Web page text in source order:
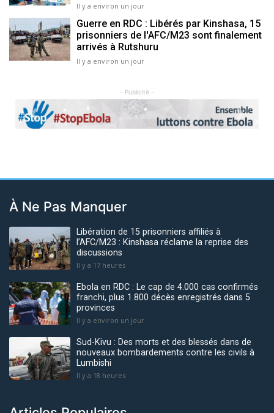
Il y a environ un jour
Guerre en RDC : Libérés par Kinshasa, 15
prisonniers de l'AFC/M23 sont finalement
arrivés à Rutshuru
Il y a environ un jour
- Publicité -
Previous Next
À Ne Pas Manquer
Libération de 15 prisonniers affiliés à
l’AFC/M23 : Kinshasa réclame la reprise des
discussions
Il y a 17 heures
Ebola en RDC : Le cap de 4.000 cas confirmés
franchi, plus 1.800 décès enregistrés dans 5
provinces
Il y a environ un jour
Sud-Kivu : Des morts et des blessés dans de
nouveaux bombardements contre les civils à
Lumbishi
Il y a 18 heures